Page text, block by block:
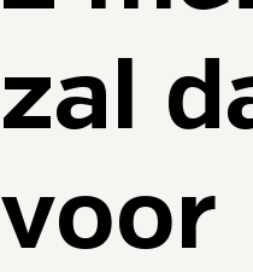
zal
voor